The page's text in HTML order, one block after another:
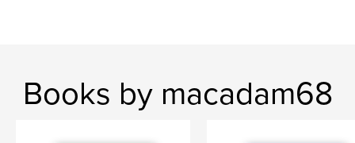
Books by macadam68